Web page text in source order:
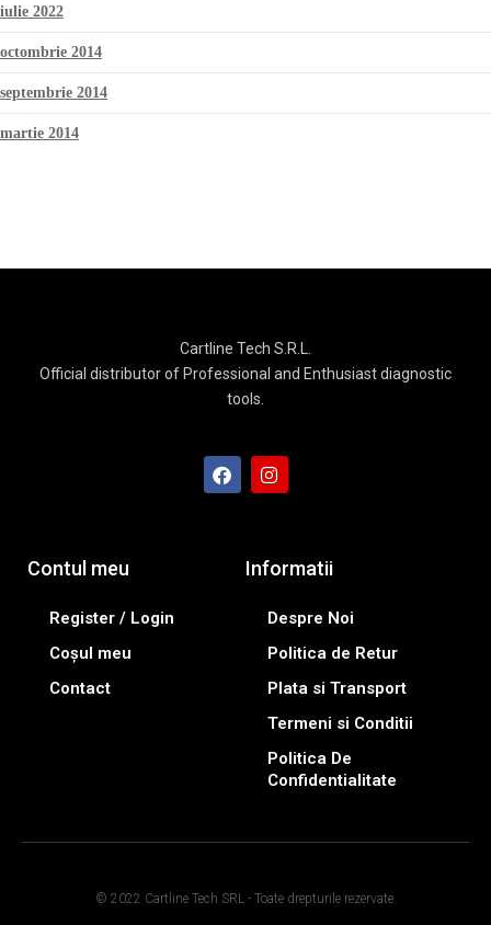
iulie 2022
octombrie 2014
septembrie 2014
martie 2014
Cartline Tech S.R.L.
Official distributor of Professional and Enthusiast diagnostic
tools.
Contul meu
Register / Login
Coșul meu
Contact
Informatii
Despre Noi
Politica de Retur
Plata si Transport
Termeni si Conditii
Politica De
Confidentialitate
© 2022 Cartline Tech SRL - Toate drepturile rezervate.